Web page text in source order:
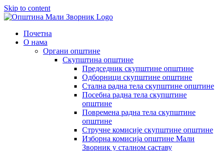
Skip to content
Почетна
О нама
Органи општине
Скупштина општине
Председник скупштине општине
Одборници скупштине општине
Стална радна тела скупштине општине
Посебна радна тела скупштине
општине
Повремена радна тела скупштине
општине
Стручне комисије скупштине општине
Изборна комисија општине Мали
Зворник у сталном саставу